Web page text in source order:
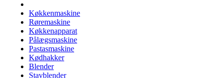
Køkkenmaskine
Røremaskine
Køkkenapparat
Pålægsmaskine
Pastasmaskine
Kødhakker
Blender
Stavblender